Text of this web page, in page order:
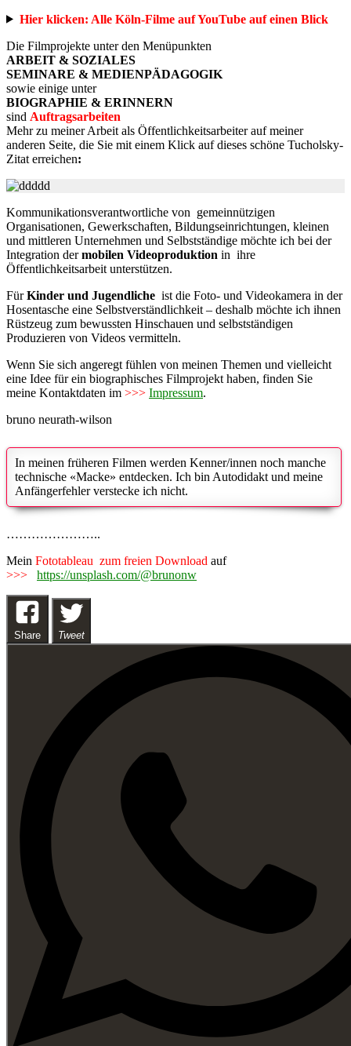
Hier klicken: Alle Köln-Filme auf YouTube auf einen Blick
Die Filmprojekte unter den Menüpunkten
ARBEIT & SOZIALES
SEMINARE & MEDIENPÄDAGOGIK
sowie einige unter
BIOGRAPHIE & ERINNERN
sind Auftragsarbeiten
Mehr zu meiner Arbeit als Öffentlichkeitsarbeiter auf meiner
anderen Seite, die Sie mit einem Klick auf dieses schöne Tucholsky-
Zitat erreichen:
Kommunikationsverantwortliche von gemeinnützigen
Organisationen, Gewerkschaften, Bildungseinrichtungen, kleinen
und mittleren Unternehmen und Selbstständige möchte ich bei der
Integration der mobilen Videoproduktion in ihre
Öffentlichkeitsarbeit unterstützen.
FürKinder und Jugendliche ist die Foto- und Videokamera in der
Hosentasche eine Selbstverständlichkeit – deshalb möchte ich ihnen
Rüstzeug zum bewussten Hinschauen und selbstständigen
Produzieren von Videos vermitteln.
Wenn Sie sich angeregt fühlen von meinen Themen und vielleicht
eine Idee für ein biographisches Filmprojekt haben, finden Sie
meine Kontaktdaten im >>> Impressum.
bruno neurath-wilson
In meinen früheren Filmen werden Kenner/innen noch manche
technische «Macke» entdecken. Ich bin Autodidakt und meine
Anfängerfehler verstecke ich nicht.
…………………..
Mein Fototableau zum freien Download auf
>>>
https://unsplash.com/@brunonw
Share Tweet